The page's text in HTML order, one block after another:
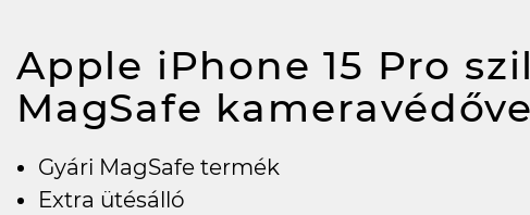
Apple iPhone 15 Pro
MagSafe
Gyári MagSafe termék
Extra ütésálló